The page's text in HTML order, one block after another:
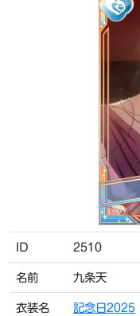
ID 2510
名前 九条天
衣装名 記念日2025